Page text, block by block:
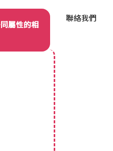
聯絡我們
屬性的相